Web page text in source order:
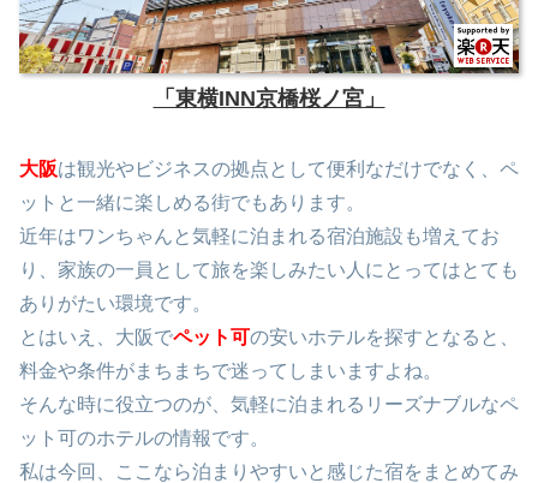
「東横INN京橋桜ノ宮」
大阪は観光やビジネスの拠点として便利なだけでなく、ペ
ットと一緒に楽しめる街でもあります。
近年はワンちゃんと気軽に泊まれる宿泊施設も増えてお
り、家族の一員として旅を楽しみたい人にとってはとても
ありがたい環境です。
とはいえ、大阪でペット可の安いホテルを探すとなると、
料金や条件がまちまちで迷ってしまいますよね。
そんな時に役立つのが、気軽に泊まれるリーズナブルなペ
ット可のホテルの情報です。
私は今回、ここなら泊まりやすいと感じた宿をまとめてみ